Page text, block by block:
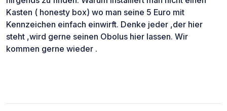
Kasten ( honesty box) wo man seine 5 Euro mit
Kennzeichen einfach einwirft. Denke jeder ,der hier
steht ,wird gerne seinen Obolus hier lassen. Wir
kommen gerne wieder .